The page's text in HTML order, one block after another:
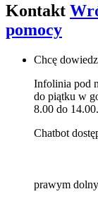
Kontakt
pomocy
Chcę
Infolinia pod
do piątku w
8.00 do 14.00.
Chatbot
prawym